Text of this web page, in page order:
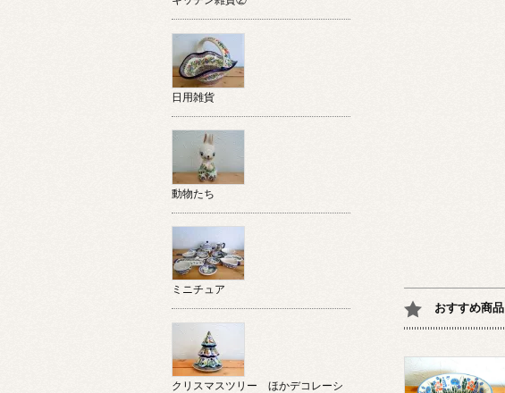
おすすめ商品
日用雑貨
動物たち
ミニチュア
クリスマスツリー ほかデコレーシ